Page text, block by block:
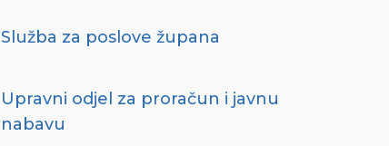
Služba za poslove župana
Upravni odjel za proračun i javnu
nabavu